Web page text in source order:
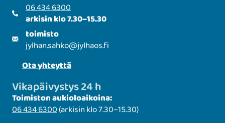
06 434 6300
arkisin klo 7.30–15.30
toimisto
jylhan.sahko@jylhaos.fi
Ota yhteyttä
Vikapäivystys 24 h
Toimiston aukioloaikoina:
06 434 6300(arkisin klo 7.30–15.30)